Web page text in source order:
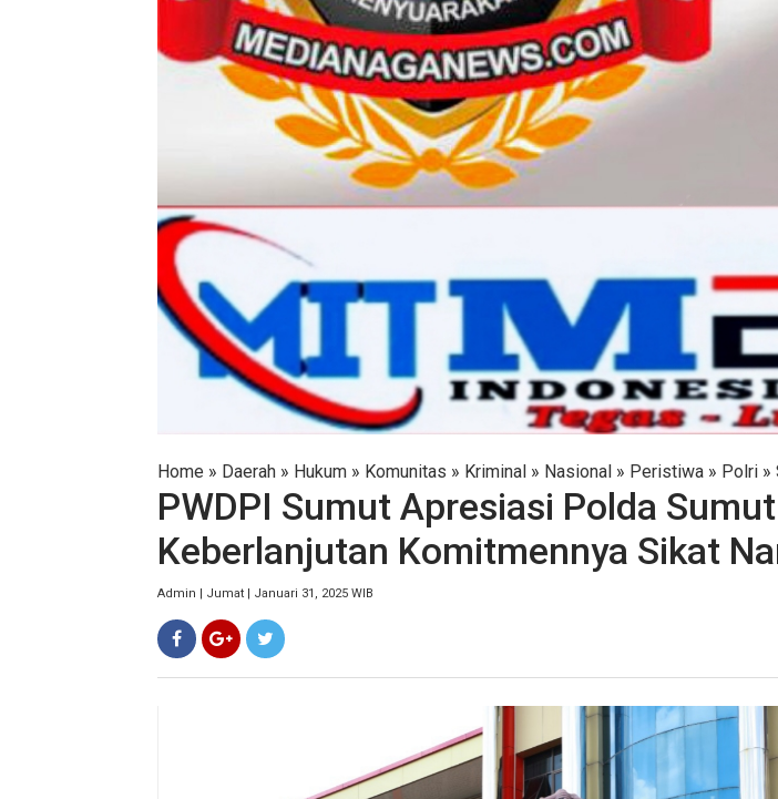
Home » Daerah » Hukum » Komunitas » Kriminal » Nasional » Peristiwa » Polri »
PWDPI Sumut Apresiasi Polda
Keberlanjutan Komitmennya Sikat
Admin | Jumat | Januari 31, 2025 WIB